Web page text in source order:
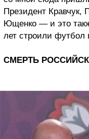
Президент Кравчук,
Ющенко — и это
лет строили футбол
СМЕРТЬ